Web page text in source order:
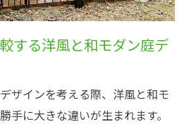
する洋風と和モダン庭デ
ザインを考える際、洋風と和モ
手に大きな違いが生まれます。